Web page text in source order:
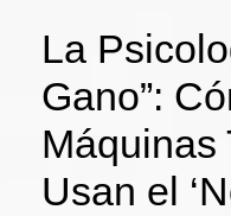
La
Gano”:
Máquinas
Usan el